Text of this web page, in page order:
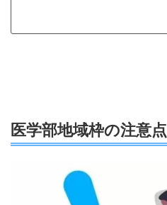
医学部地域枠の注意点